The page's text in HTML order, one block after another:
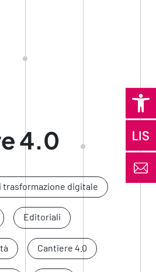
4.0
trasformazione digitale
Editoriali
Cantiere 4.0